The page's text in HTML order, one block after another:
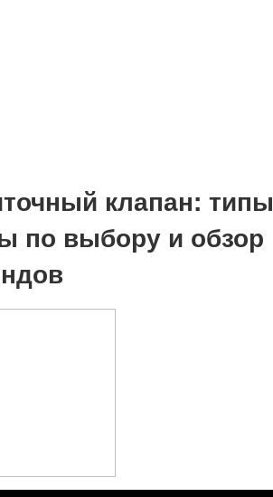
клапан: типы
по выбору и обзор